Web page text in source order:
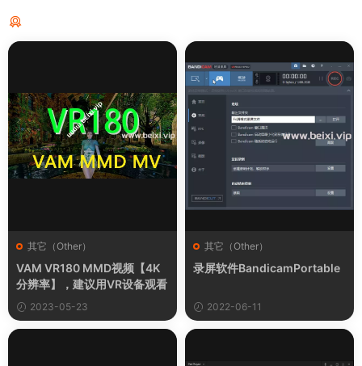
其它（Other）
VAM VR180 MMD视频【4K
分辨率】，建议用VR设备观看
2023-05-23
其它（Other）
录屏软件BandicamPortable
2022-06-11